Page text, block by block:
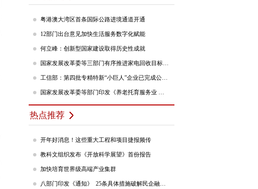
粤港澳大湾区首条国际公路进境通道开通
12部门出台意见加快生活服务数字化赋能
何立峰：创新型国家建设取得历史性成就
国家发展改革委等三部门有序推进家电回收目标责任制行动
工信部：第四批专精特新“小巨人”企业已完成公示，民营企业占84%
国家发展改革委等部门印发《养老托育服务业 纾困扶持若干政策措施》的通知
热点推荐
开年好消息！这些重大工程和项目捷报频传
教科文组织发布《开放科学展望》首份报告
加快培育世界级高端产业集群
八部门印发《通知》 25条具体措施破解民企融资难题